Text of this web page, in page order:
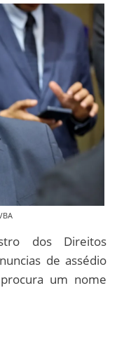
dos Direitos
de assédio
um nome